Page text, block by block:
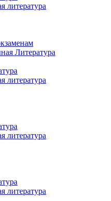
литература
Литература
литература
литература
литература